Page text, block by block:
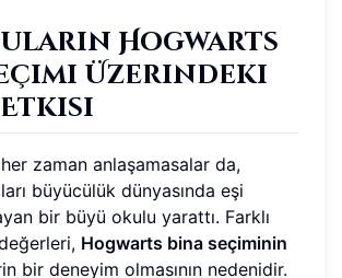
Hogwarts
Üzerindeki
Etkisi
zaman anlaşamasalar da,
büyücülük dünyasında eşi
bir büyü okulu yarattı. Farklı
Hogwarts bina seçiminin
bir deneyim olmasının nedenidir.